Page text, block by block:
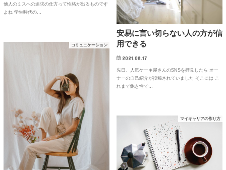
他人のミスへの追求の仕方って性格が出るものです
よね 学生時代の…
安易に言い切らない人の方が信
用できる
2021.08.17
先日、人気ケーキ屋さんのSNSを拝見したら オー
ナーの自己紹介が投稿されていました そこには こ
れまで飽き性で…
コミュニケーション
マイキャリアの作り方